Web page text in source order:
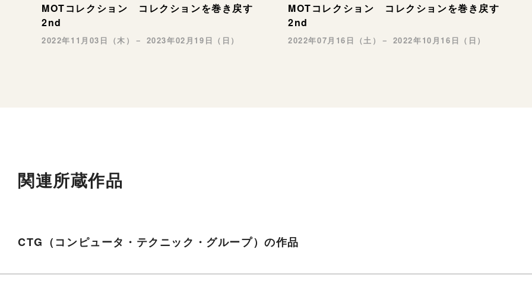
MOTコレクション コレクションを巻き戻す
2nd
2022年11月03日（木）－ 2023年02月19日（日）
MOTコレクション コレクションを巻き戻す
2nd
2022年07月16日（土）－ 2022年10月16日（日）
関連所蔵作品
CTG（コンピュータ・テクニック・グループ）の作品